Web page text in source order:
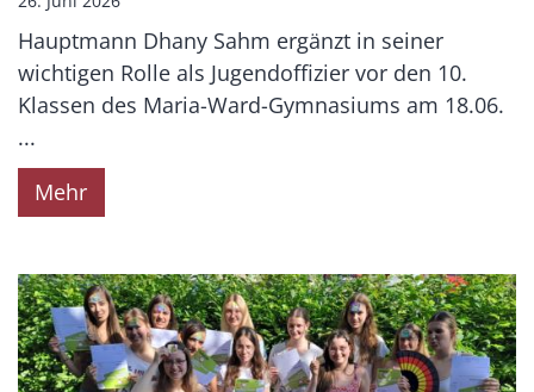
Hauptmann Dhany Sahm ergänzt in seiner
wichtigen Rolle als Jugendoffizier vor den 10.
Klassen des Maria-Ward-Gymnasiums am 18.06.
...
Mehr